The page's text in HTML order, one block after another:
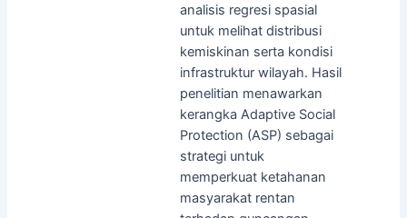
analisis regresi spasial
untuk melihat distribusi
kemiskinan serta kondisi
infrastruktur wilayah. Hasil
penelitian menawarkan
kerangka Adaptive Social
Protection (ASP) sebagai
strategi untuk
memperkuat ketahanan
masyarakat rentan